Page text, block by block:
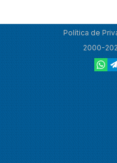
Política de
2000-